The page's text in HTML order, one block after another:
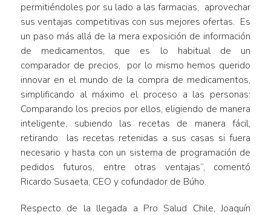
permitiéndoles por su lado a las farmacias, aprovechar
sus ventajas competitivas con sus mejores ofertas. Es
un paso más allá de la mera exposición de información
de medicamentos, que es lo habitual de un
comparador de precios, por lo mismo hemos querido
innovar en el mundo de la compra de medicamentos,
simplificando al máximo el proceso a las personas:
Comparando los precios por ellos, eligiendo de manera
inteligente, subiendo las recetas de manera fácil,
retirando las recetas retenidas a sus casas si fuera
necesario y hasta con un sistema de programación de
pedidos futuros, entre otras ventajas”, comentó
Ricardo Susaeta, CEO y cofundador de Búho.
Respecto de la llegada a Pro Salud Chile, Joaquín